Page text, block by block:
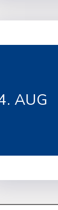
AUG